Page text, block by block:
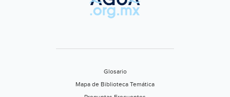
Glosario
Mapa de Biblioteca Temática